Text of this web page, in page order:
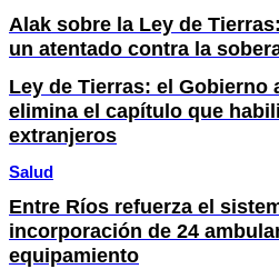
Alak sobre la Ley de
un atentado contra la
Ley de Tierras: el Gobierno
elimina el capítulo que
extranjeros
Salud
Entre Ríos refuerza el
incorporación de 24
equipamiento